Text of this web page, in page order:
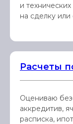
и
на сделку
Расчеты
Оцениваю
аккредитив,
расписка,